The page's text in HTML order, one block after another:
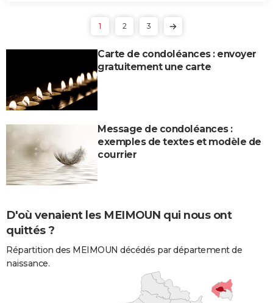
1 2 3
Carte de condoléances : envoyer
gratuitement une carte
Message de condoléances :
exemples de textes et modèle de
courrier
D'où venaient les MEIMOUN qui nous ont
quittés ?
Répartition des MEIMOUN décédés par département de
naissance.